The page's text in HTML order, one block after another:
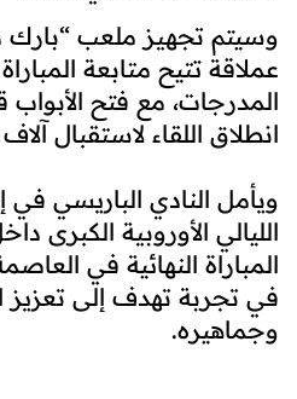
وسيتم تجهيز ملعب
عملاقة تتيح متابعة
المدرجات، مع فتح
انطلاق اللقاء لاستقبال
ويأمل النادي الباريسي في
الليالي الأوروبية الكبرى
المباراة النهائية في
في تجربة تهدف إلى تعزيز
وجماهيره.